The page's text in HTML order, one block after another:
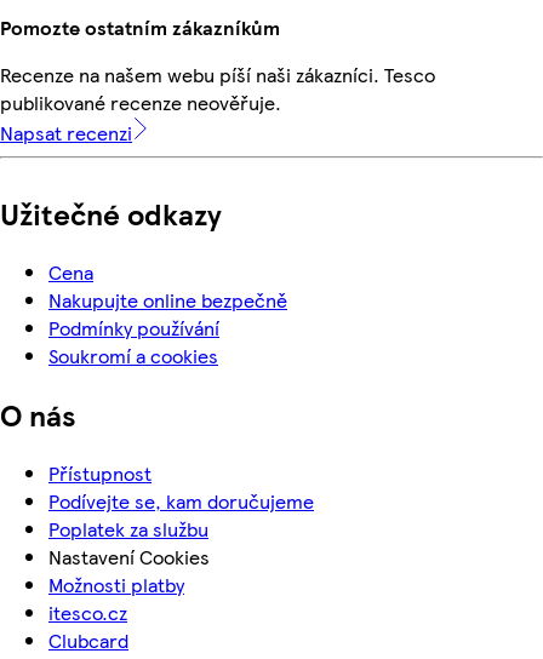
Pomozte ostatním zákazníkům
Recenze na našem webu píší naši zákazníci. Tesco
publikované recenze neověřuje.
Napsat recenzi
Užitečné odkazy
Cena
Nakupujte online bezpečně
Podmínky používání
Soukromí a cookies
O nás
Přístupnost
Podívejte se, kam doručujeme
Poplatek za službu
Nastavení Cookies
Možnosti platby
itesco.cz
Clubcard